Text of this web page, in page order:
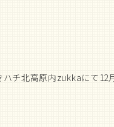
チ北高原内zukkaにて12